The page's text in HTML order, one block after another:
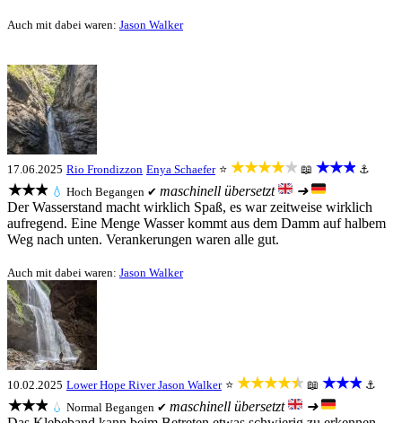
Auch mit dabei waren: Jason Walker
17.06.2025 Rio Frondizzon Enya Schaefer ⭐ ★★★★★ 📖 ★★★ ⚓
★★★ 💧 Hoch Begangen ✔ maschinell übersetzt
➜
Der Wasserstand macht wirklich Spaß, es war zeitweise wirklich
aufregend. Eine Menge Wasser kommt aus dem Damm auf halbem
Weg nach unten. Verankerungen waren alle gut.
Auch mit dabei waren: Jason Walker
10.02.2025 Lower Hope RiverJason Walker ⭐ ★★★★★ 📖 ★★★ ⚓
★★★ 💧 Normal Begangen ✔ maschinell übersetzt
➜